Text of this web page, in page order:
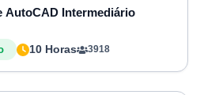
AutoCAD Intermediário
10 Horas 3918